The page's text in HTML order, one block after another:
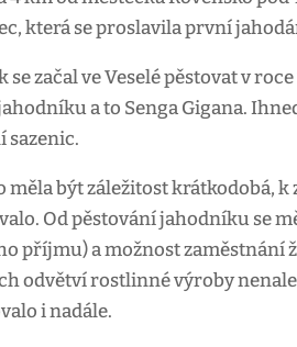
která se proslavila první
se začal ve Veselé pěstovat v
a to Senga Gigana.
sazenic.
měla být záležitost krátkodobá,
Od pěstování jahodníku se
příjmu) a možnost zaměstnání
odvětví rostlinné výroby
i nadále.